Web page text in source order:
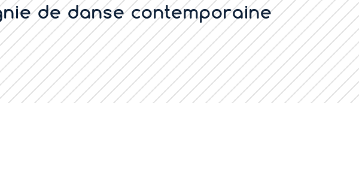
de danse contemporaine